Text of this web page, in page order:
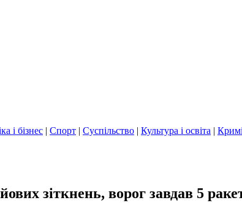
і бізнес | Спорт | Суспільство | Культура і освіта |
зіткнень, ворог завдав 5